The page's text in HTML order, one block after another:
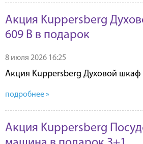
Акция Kuppersberg
609 B в подарок
8 июля 2026 16:25
Акция Kuppersberg Духовой шкаф
подробнее »
Акция Kuppersberg